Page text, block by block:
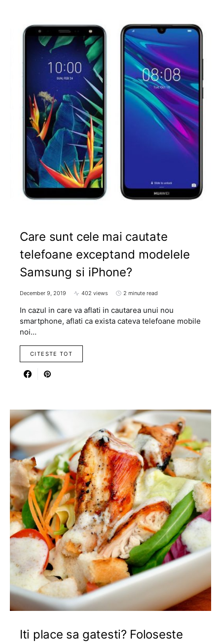
Care sunt cele mai cautate
telefoane exceptand modelele
Samsung si iPhone?
December 9, 2019 402 views 2 minute read
In cazul in care va aflati in cautarea unui nou
smartphone, aflati ca exista cateva telefoane mobile
noi…
CITESTE TOT
Iti place sa gatesti? Foloseste